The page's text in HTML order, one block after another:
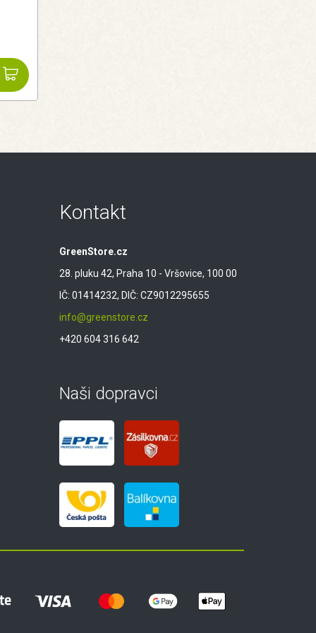
Kontakt
GreenStore.cz
28. pluku 42, Praha 10 - Vršovice, 100 00
IČ: 01414232, DIČ: CZ9012295655
info@greenstore.cz
+420 604 316 642
Naši dopravci